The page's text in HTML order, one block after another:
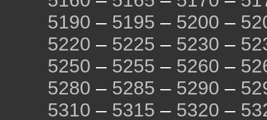
5190 – 5195 – 5200 –
5220 – 5225 – 5230 –
5250 – 5255 – 5260 –
5280 – 5285 – 5290 –
5310 – 5315 – 5320 –